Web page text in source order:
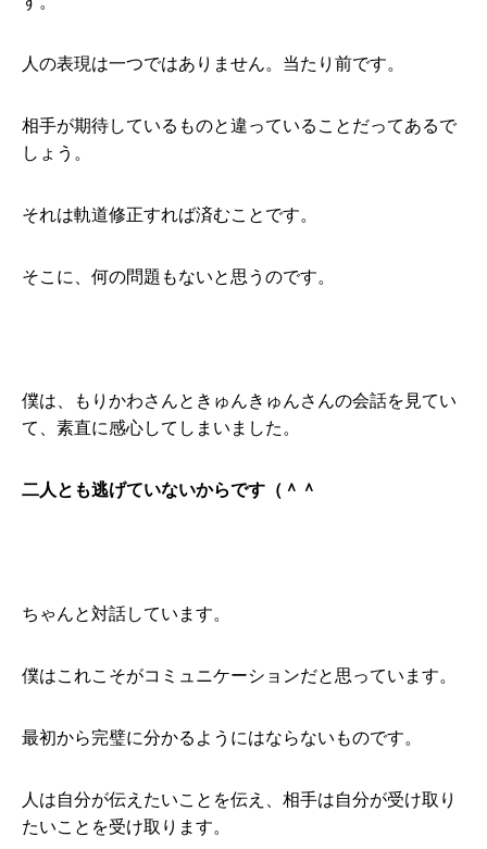
人の表現は一つではありません。当たり前です。
相手が期待しているものと違っていることだってあるで
しょう。
それは軌道修正すれば済むことです。
そこに、何の問題もないと思うのです。
僕は、もりかわさんときゅんきゅんさんの会話を見てい
て、素直に感心してしまいました。
二人とも逃げていないからです（＾＾
ちゃんと対話しています。
僕はこれこそがコミュニケーションだと思っています。
最初から完璧に分かるようにはならないものです。
人は自分が伝えたいことを伝え、相手は自分が受け取り
たいことを受け取ります。